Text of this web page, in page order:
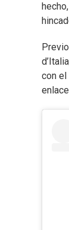
con